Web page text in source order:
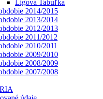
Ligová Tabuľka
2014/2015
2013/2014
2012/2013
2011/2012
2010/2011
2009/2010
2008/2009
2007/2008